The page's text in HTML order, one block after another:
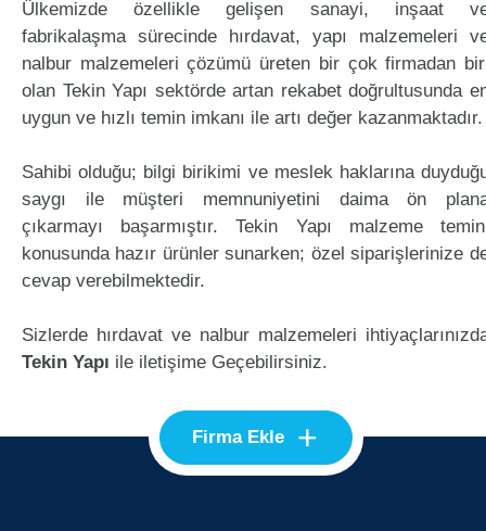
Ülkemizde özellikle gelişen sanayi, inşaat
fabrikalaşma sürecinde hırdavat, yapı malzemeleri
nalbur malzemeleri çözümü üreten bir çok firmadan
olan Tekin Yapı sektörde artan rekabet doğrultusunda
uygun ve hızlı temin imkanı ile artı değer kazanmaktadır.
Sahibi olduğu; bilgi birikimi ve meslek haklarına
saygı ile müşteri memnuniyetini daima ön
çıkarmayı başarmıştır. Tekin Yapı malzeme
konusunda hazır ürünler sunarken; özel siparişlerinize
cevap verebilmektedir.
Sizlerde hırdavat ve nalbur malzemeleri
Tekin Yapı ile iletişime Geçebilirsiniz.
Firma Ekle +